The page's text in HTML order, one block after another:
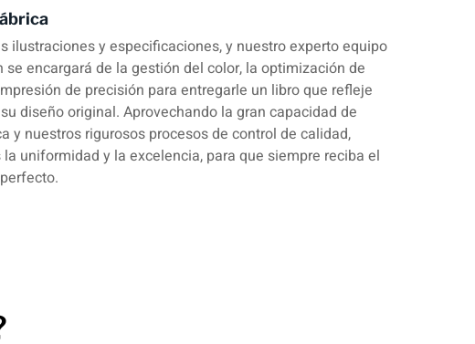
ilustraciones y especificaciones, y nuestro experto equipo
se encargará de la gestión del color, la optimización de
de precisión para entregarle un libro que refleje
diseño original. Aprovechando la gran capacidad de
y nuestros rigurosos procesos de control de calidad,
uniformidad y la excelencia, para que siempre reciba el